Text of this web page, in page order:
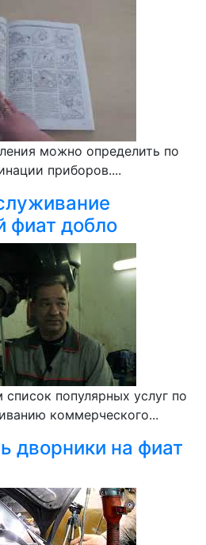
можно определить по
приборов....
фиат добло
популярных услуг по
коммерческого...
дворники на фиат